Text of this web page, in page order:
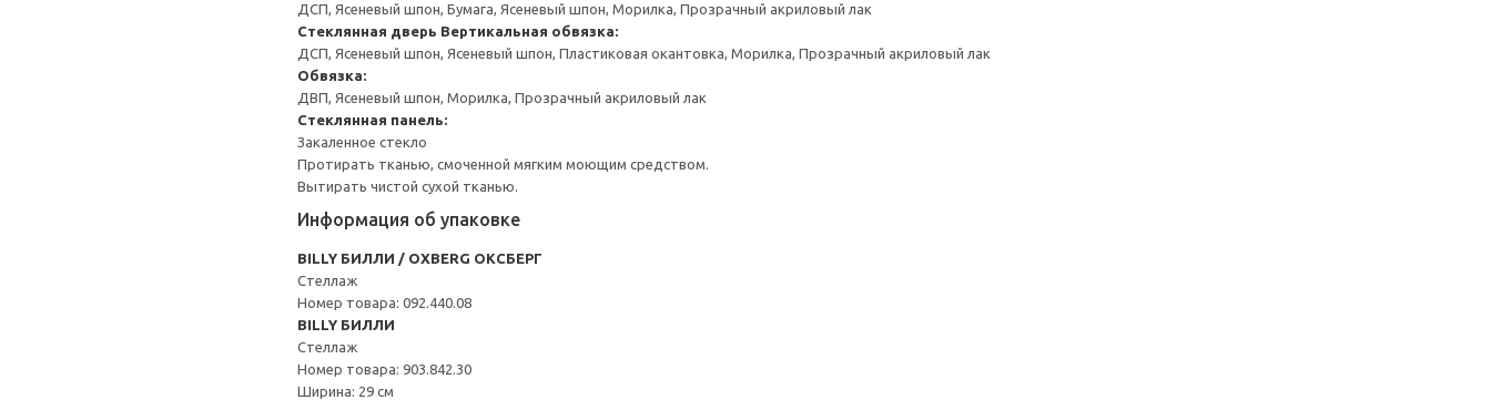
ДСП, Ясеневый шпон, Бумага, Ясеневый шпон, Морилка, Прозрачный акриловый лак
Стеклянная дверь Вертикальная обвязка:
ДСП, Ясеневый шпон, Ясеневый шпон, Пластиковая окантовка, Морилка, Прозрачный акриловый лак
Обвязка:
ДВП, Ясеневый шпон, Морилка, Прозрачный акриловый лак
Стеклянная панель:
Закаленное стекло
Протирать тканью, смоченной мягким моющим средством.
Вытирать чистой сухой тканью.
Информация об упаковке
BILLY БИЛЛИ / OXBERG ОКСБЕРГ
Стеллаж
Номер товара: 092.440.08
BILLY БИЛЛИ
Стеллаж
Номер товара: 903.842.30
Ширина: 29 см